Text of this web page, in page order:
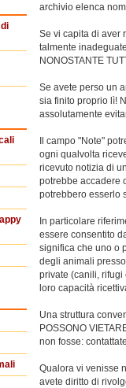
archivio elenca
Se vi capita di aver
talmente
NONOSTANTE
Se avete perso un
sia finito proprio lì!
assolutamente
Il campo "Note"
ogni qualvolta
ricevuto notizia di
potrebbe accadere
potrebbero esserlo
In particolare
essere consentito
significa che uno o
degli animali
private (canili,
loro capacità
Una struttura
POSSONO
non fosse:
Qualora vi venisse
avete diritto di